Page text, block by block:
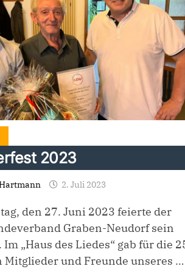
2023
2. Juli 2023
den 27. Juni 2023 feierte der
Graben-Neudorf sein
„Haus des Liedes“ gab für die
Mitglieder und Freunde unseres …